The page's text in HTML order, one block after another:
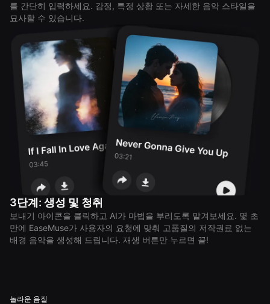
를 간단히 입력하세요. 감정, 특정 상황 또는 자세한 음악 스타일을
묘사할 수 있습니다.
3단계: 생성 및 청취
보내기 아이콘을 클릭하고 AI가 마법을 부리도록 맡겨보세요. 몇 초
만에 EaseMuse가 사용자의 요청에 맞춰 고품질의 저작권료 없는
배경 음악을 생성해 드립니다. 재생 버튼만 누르면 끝!
놀라운 음질